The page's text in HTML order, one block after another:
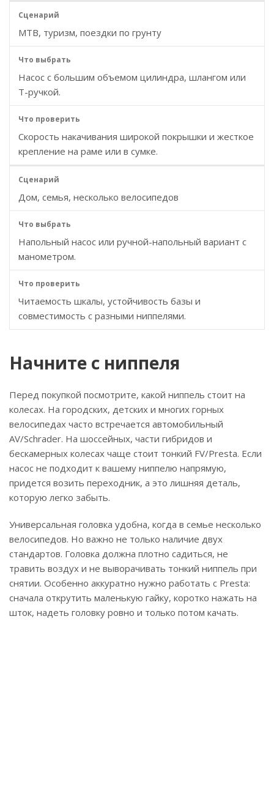
MTB, туризм, поездки по грунту
Насос с большим объемом цилиндра, шлангом или
Т-ручкой.
Скорость накачивания широкой покрышки и жесткое
крепление на раме или в сумке.
Дом, семья, несколько велосипедов
Напольный насос или ручной-напольный вариант с
манометром.
Читаемость шкалы, устойчивость базы и
совместимость с разными ниппелями.
Начните с ниппеля
Перед покупкой посмотрите, какой ниппель стоит на
колесах. На городских, детских и многих горных
велосипедах часто встречается автомобильный
AV/Schrader. На шоссейных, части гибридов и
бескамерных колесах чаще стоит тонкий FV/Presta. Если
насос не подходит к вашему ниппелю напрямую,
придется возить переходник, а это лишняя деталь,
которую легко забыть.
Универсальная головка удобна, когда в семье несколько
велосипедов. Но важно не только наличие двух
стандартов. Головка должна плотно садиться, не
травить воздух и не выворачивать тонкий ниппель при
снятии. Особенно аккуратно нужно работать с Presta:
сначала открутить маленькую гайку, коротко нажать на
шток, надеть головку ровно и только потом качать.